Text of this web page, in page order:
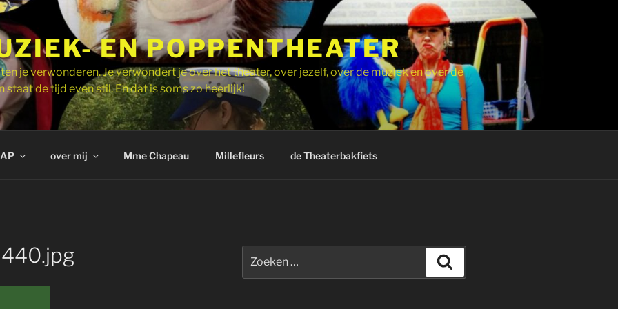
EN POPPENTHEATER
je verwonderen. Je verwondert je over het theater, over jezelf, over de muziek en over de
de tijd even stil. En dat is soms zo heerlijk!
over mij Mme Chapeau Millefleurs de Theaterbakfiets
naar: